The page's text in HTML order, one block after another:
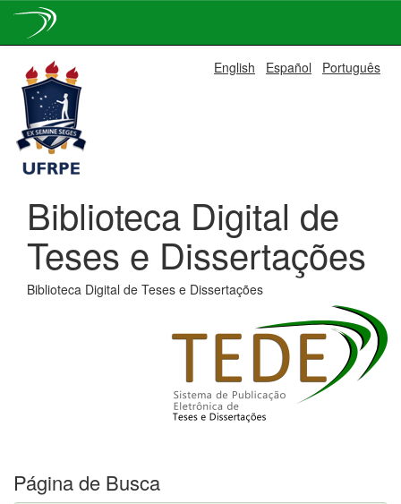
navigation
English Español Português
Biblioteca Digital de
Teses e Dissertações
Biblioteca Digital de Teses e Dissertações
Página de Busca